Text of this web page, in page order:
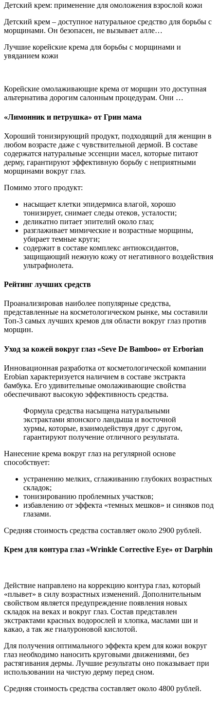
Детский крем: применение для омоложения взрослой кожи
Детский крем – доступное натуральное средство для борьбы с
морщинами. Он безопасен, не вызывает алле…
Лучшие корейские крема для борьбы с морщинами и
увяданием кожи
Корейские омолаживающие крема от морщин это доступная
альтернатива дорогим салонным процедурам. Они …
«Лимонник и петрушка» от Грин мама
Хороший тонизирующий продукт, подходящий для женщин в
любом возрасте даже с чувствительной дермой. В составе
содержатся натуральные эссенции масел, которые питают
дерму, гарантируют эффективную борьбу с неприятными
морщинами вокруг глаз.
Помимо этого продукт:
насыщает клетки эпидермиса влагой, хорошо
тонизирует, снимает следы отеков, усталости;
деликатно питает эпителий около глаз;
разглаживает мимические и возрастные морщины,
убирает темные круги;
содержит в составе комплекс антиоксидантов,
защищающий нежную кожу от негативного воздействия
ультрафиолета.
Рейтинг лучших средств
Проанализировав наиболее популярные средства,
представленные на косметологическом рынке, мы составили
Топ-3 самых лучших кремов для области вокруг глаз против
морщин.
Уход за кожей вокруг глаз «Seve De Bamboo» от Erborian
Инновационная разработка от косметологической компании
Erobian характеризуется наличием в составе экстракта
бамбука. Его удивительные омолаживающие свойства
обеспечивают высокую эффективность средства.
Формула средства насыщена натуральными
экстрактами японского ландыша и восточной
хурмы, которые, взаимодействуя друг с другом,
гарантируют получение отличного результата.
Нанесение крема вокруг глаз на регулярной основе
способствует:
устранению мелких, сглаживанию глубоких возрастных
складок;
тонизированию проблемных участков;
избавлению от эффекта «темных мешков» и синяков под
глазами.
Средняя стоимость средства составляет около 2900 рублей.
Крем для контура глаз «Wrinkle Corrective Eye» от Darphin
Действие направлено на коррекцию контура глаз, который
«плывет» в силу возрастных изменений. Дополнительным
свойством является предупреждение появления новых
складок на веках и вокруг глаз. Состав представлен
экстрактами красных водорослей и хлопка, маслами ши и
какао, а так же гиалуроновой кислотой.
Для получения оптимального эффекта крем для кожи вокруг
глаз необходимо наносить круговыми движениями, без
растягивания дермы. Лучшие результаты оно показывает при
использовании на чистую дерму перед сном.
Средняя стоимость средства составляет около 4800 рублей.